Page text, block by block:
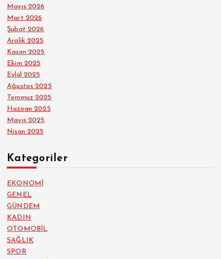
Mayıs 2026
Mart 2026
Şubat 2026
Aralık 2025
Kasım 2025
Ekim 2025
Eylül 2025
Ağustos 2025
Temmuz 2025
Haziran 2025
Mayıs 2025
Nisan 2025
Kategoriler
EKONOMİ
GENEL
GÜNDEM
KADIN
OTOMOBİL
SAĞLIK
SPOR